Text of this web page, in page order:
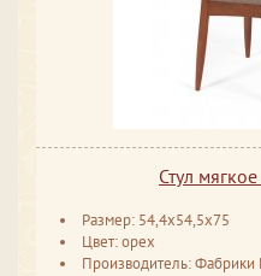
Стул
Размер: 54,4х54,5х75
Цвет: орех
Производитель: Фабрики